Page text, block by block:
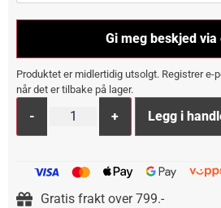
Produktet er midlertidig utsolgt. Registrer e-
når det er tilbake på lager.
Gi meg beskjed
- + Legg i
Gratis frakt over 799.-